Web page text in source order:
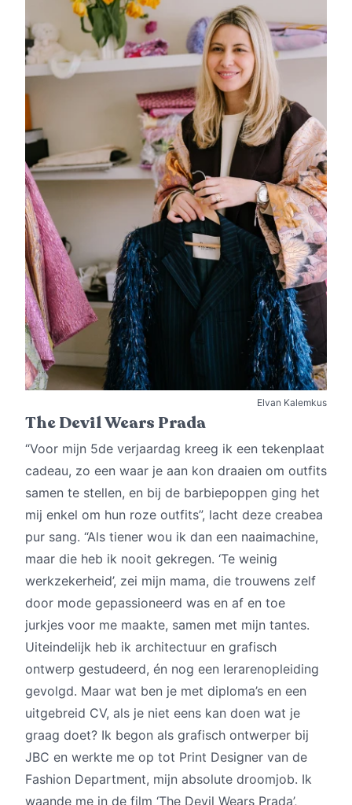
Elvan Kalemkus
The Devil Wears Prada
“Voor mijn 5de verjaardag kreeg ik een tekenplaat
cadeau, zo een waar je aan kon draaien om outfits
samen te stellen, en bij de barbiepoppen ging het
mij enkel om hun roze outfits”, lacht deze creabea
pur sang. “Als tiener wou ik dan een naaimachine,
maar die heb ik nooit gekregen. ‘Te weinig
werkzekerheid’, zei mijn mama, die trouwens zelf
door mode gepassioneerd was en af en toe
jurkjes voor me maakte, samen met mijn tantes.
Uiteindelijk heb ik architectuur en grafisch
ontwerp gestudeerd, én nog een lerarenopleiding
gevolgd. Maar wat ben je met diploma’s en een
uitgebreid CV, als je niet eens kan doen wat je
graag doet? Ik begon als grafisch ontwerper bij
JBC en werkte me op tot Print Designer van de
Fashion Department, mijn absolute droomjob. Ik
waande me in de film ‘The Devil Wears Prada’,